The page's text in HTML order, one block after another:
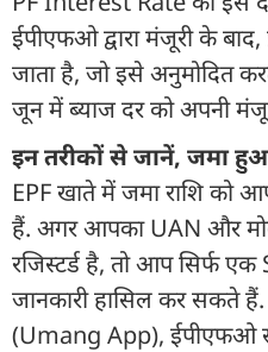
ईपीएफओ द्वारा मंजूरी के बाद,
जाता है, जो इसे अनुमोदित
जून में ब्याज दर को अपनी
इन तरीकों से जानें, जमा
EPF खाते में जमा राशि
हैं. अगर आपका UAN और
रजिस्टर्ड है, तो आप सिर्फ
जानकारी हासिल कर सकते
(Umang App), ईपीएफओ